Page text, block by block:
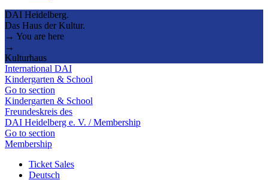
DAI Heidelberg.
Das Haus der Kultur.
→ You are here
→
Kulturhaus
International DAI
Kindergarten & School
Go to section
Kindergarten & School
Freundeskreis des
DAI Heidelberg e. V. / Membership
Go to section
Membership
Ticket Sales
Deutsch